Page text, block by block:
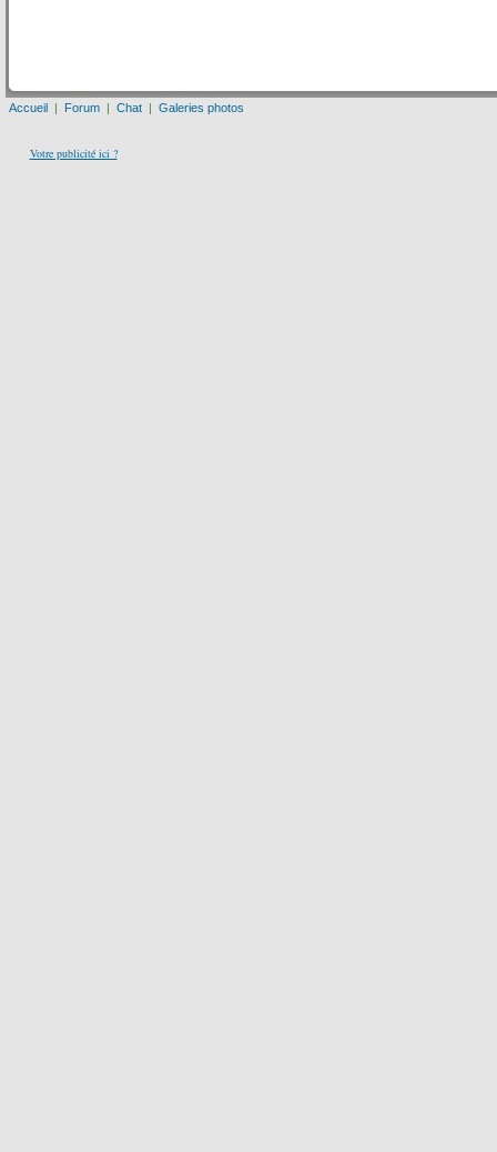
Accueil | Forum | Chat | Galeries photos
Votre publicité ici ?